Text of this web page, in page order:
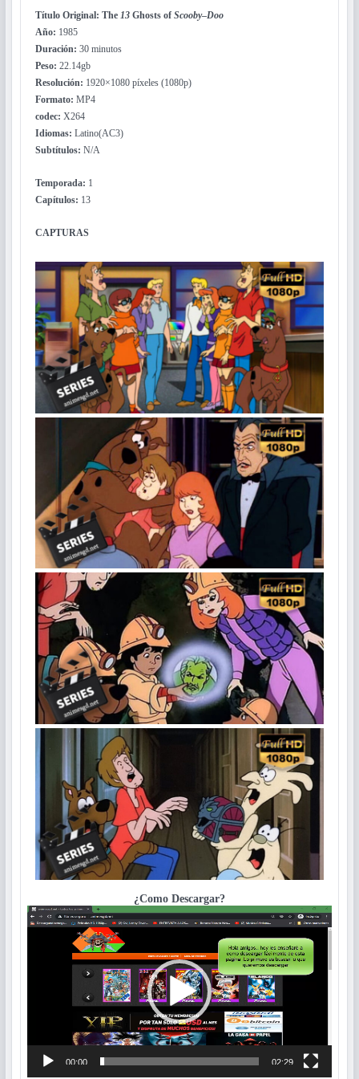
Título Original: The 13 Ghosts of Scooby–Doo
Año: 1985
Duración: 30 minutos
Peso: 22.14gb
Resolución: 1920×1080 píxeles​ (1080p)
Formato: MP4
codec: X264
Idiomas: Latino(AC3)
Subtítulos: N/A
Temporada: 1
Capítulos: 13
CAPTURAS
¿Como Descargar?
Reproductor
de
00:00 02:29